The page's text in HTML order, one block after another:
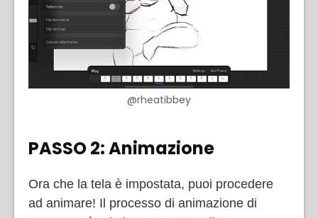
@rheatibbey
PASSO 2: Animazione
Ora che la tela è impostata, puoi procedere
ad animare! Il processo di animazione di